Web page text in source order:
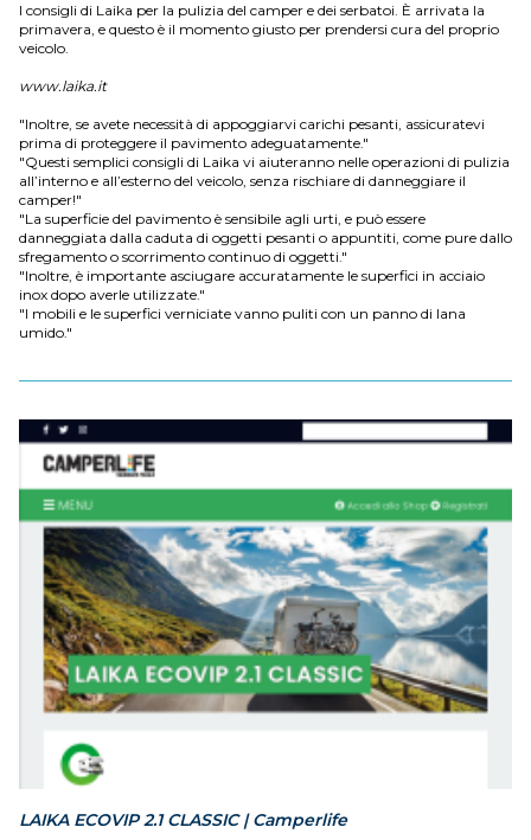
I consigli di Laika per la pulizia del camper e dei serbatoi. È arrivata la
primavera, e questo è il momento giusto per prendersi cura del proprio
veicolo.
www.laika.it
"Inoltre, se avete necessità di appoggiarvi carichi pesanti, assicuratevi
prima di proteggere il pavimento adeguatamente."
"Questi semplici consigli di Laika vi aiuteranno nelle operazioni di pulizia
all’interno e all’esterno del veicolo, senza rischiare di danneggiare il
camper!"
"La superficie del pavimento è sensibile agli urti, e può essere
danneggiata dalla caduta di oggetti pesanti o appuntiti, come pure dallo
sfregamento o scorrimento continuo di oggetti."
"Inoltre, è importante asciugare accuratamente le superfici in acciaio
inox dopo averle utilizzate."
"I mobili e le superfici verniciate vanno puliti con un panno di lana
umido."
LAIKA ECOVIP 2.1 CLASSIC | Camperlife